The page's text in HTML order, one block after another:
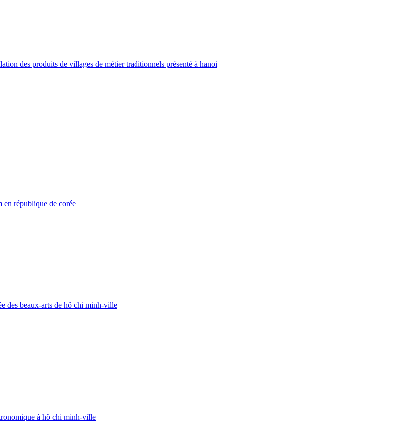
des produits de villages de métier traditionnels présenté à hanoi
en république de corée
des beaux-arts de hô chi minh-ville
à hô chi minh-ville